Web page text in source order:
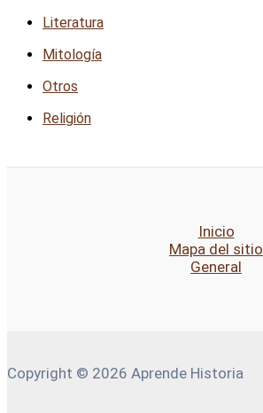
Literatura
Mitología
Otros
Religión
Inicio
Mapa del sitio
General
Copyright © 2026 Aprende Historia